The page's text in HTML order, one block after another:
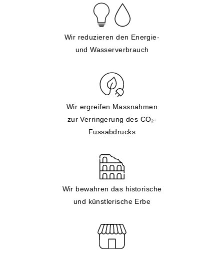
Wir reduzieren den Energie-
und Wasserverbrauch
Wir ergreifen Massnahmen
zur Verringerung des CO₂-
Fussabdrucks
Wir bewahren das historische
und künstlerische Erbe